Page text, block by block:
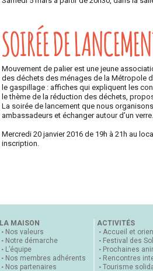
SOIRÉE DE
Mouvement de palier est une jeune
des déchets des ménages de la Métropole
le gaspillage : affiches qui expliquent les
le thème de la réduction des déchets,
La soirée de lancement que nous
ambassadeurs et échanger autour d’un verre.
Mercredi 20 janvier 2016 de 19h à 21h au
inscription.
LA MAISON
Nos valeurs
Notre démarche
L’équipe
Nos membres adhérents
Nos partenaires
ACTIVITÉS
Accueil et
Festival des
Prochaines
Rencontres
Tourisme